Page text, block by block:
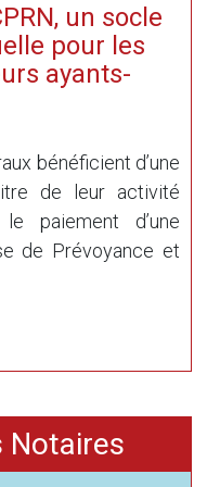
un socle
pour les
ayants-
bénéficient d’une
de leur activité
le paiement d’une
de Prévoyance et
Notaires